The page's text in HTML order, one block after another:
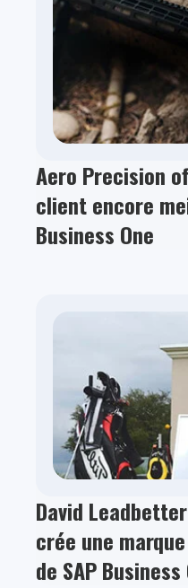
Aero Precision
client encore
Business One
David
crée une
de SAP Business